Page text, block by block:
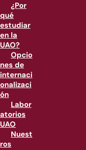
¿Por
qué
estudiar
en la
UAO?
Opcio
nes de
internaci
onalizaci
ón
Labor
atorios
UAO
Nuest
ros